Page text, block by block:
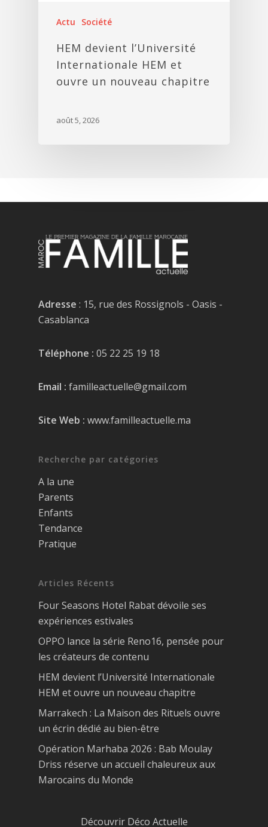
Actu Société
HEM devient l’Université
Internationale HEM et
ouvre un nouveau chapitre
août 5, 2026
Adresse : 15, rue des Rossignols - Oasis -
Casablanca
Téléphone : 05 22 25 19 18
Email : familleactuelle@gmail.com
Site Web : www.familleactuelle.ma
Recherche par catégories
A la une
Parents
Enfants
Tendance
Pratique
Articles Récents
Four Seasons Hotel Rabat dévoile ses
expériences estivales
OPPO lance la série Reno16, pensée pour
les créateurs de contenu
HEM devient l’Université Internationale
HEM et ouvre un nouveau chapitre
Marrakech : La Maison des Rituels ouvre
un écrin dédié au bien-être
Opération Marhaba 2026 : Bab Moulay
Driss réserve un accueil chaleureux aux
Marocains du Monde
Découvrir Déco Actuelle